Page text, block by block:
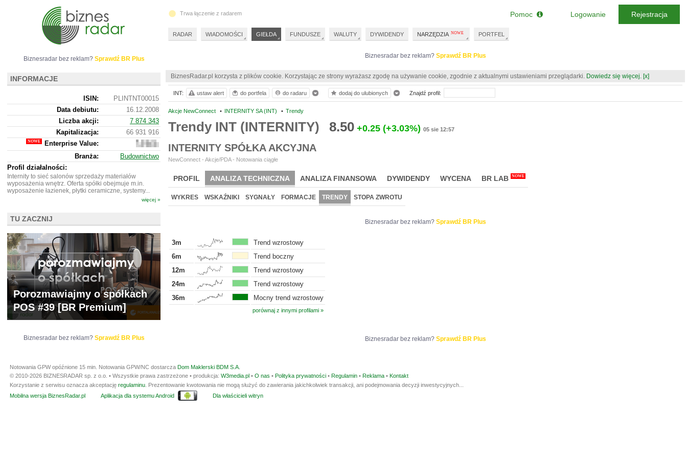
Biznesradar bez reklam? Sprawdź BR Plus
BiznesRadar.pl korzysta z plików cookie. Korzystając ze strony wyrażasz zgodę na używanie cookie, zgodnie z aktualnymi ustawieniami przeglądarki. Dowiedz się więcej. [x]
Akcje NewConnect • INTERNITY SA (INT) • Trendy
Trendy INT (INTERNITY) 8.50 +0.25 (+3.03%) 05 sie 12:57
INTERNITY SPÓŁKA AKCYJNA
NewConnect - Akcje/PDA - Notowania ciągłe
PROFIL ANALIZA TECHNICZNA ANALIZA FINANSOWA DYWIDENDY WYCENA BR LAB NOWE
WYKRES WSKAŹNIKI SYGNAŁY FORMACJE TRENDY STOPA ZWROTU
Biznesradar bez reklam? Sprawdź BR Plus
3m
Trend wzrostowy
6m
Trend boczny
12m
Trend wzrostowy
24m
Trend wzrostowy
36m
Mocny trend wzrostowy
porównaj z innymi profilami »
Biznesradar bez reklam? Sprawdź BR Plus
INT: ustaw alert do portfela do radaru dodaj do ulubionych Znajdź profil:
Biznesradar bez reklam? Sprawdź BR Plus
INFORMACJE
ISIN:
PLINTNT00015
Data debiutu:
16.12.2008
Liczba akcji:
7 874 343
Kapitalizacja:
66 931 916
Enterprise Value:
71
927
916
Branża:
Budownictwo
Profil działalności:
Internity to sieć salonów sprzedaży materiałów
wyposażenia wnętrz. Oferta spółki obejmuje m.in.
wyposażenie łazienek, płytki ceramiczne, systemy...
więcej »
TU ZACZNIJ
Porozmawiajmy o spółkach
POS #39 [BR Premium]
Biznesradar bez reklam? Sprawdź BR Plus
Trwa łączenie z radarem
RADAR WIADOMOŚCI GIEŁDA FUNDUSZE WALUTY DYWIDENDY NARZĘDZIA PORTFEL
Pomoc Logowanie Rejestracja
Notowania GPW opóźnione 15 min. Notowania GPW/NC dostarcza Dom Maklerski BDM S.A.
© 2010-2026 BIZNESRADAR sp. z o.o. • Wszystkie prawa zastrzeżone • produkcja: W3media.pl • O nas • Polityka prywatności • Regulamin • Reklama • Kontakt
Korzystanie z serwisu oznacza akceptację regulaminu . Prezentowanie kwotowania nie mogą służyć do zawierania jakichkolwiek transakcji, ani podejmowania decyzji inwestycyjnych...
Mobilna wersja BiznesRadar.pl
Aplikacja dla systemu Android Dla właścicieli witryn